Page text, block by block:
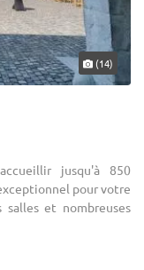
(14)
jusqu'à 850
pour votre
salles et nombreuses